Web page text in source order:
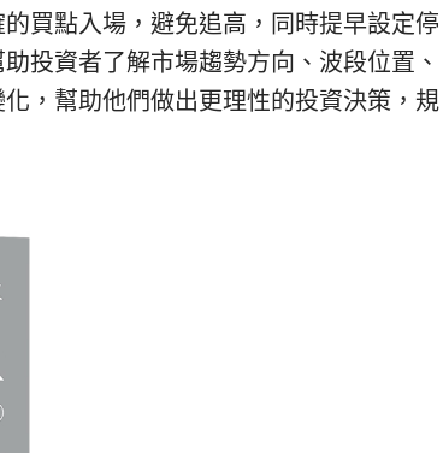
買點入場，避免追高，同時提早設定停
投資者了解市場趨勢方向、波段位置、
，幫助他們做出更理性的投資決策，規